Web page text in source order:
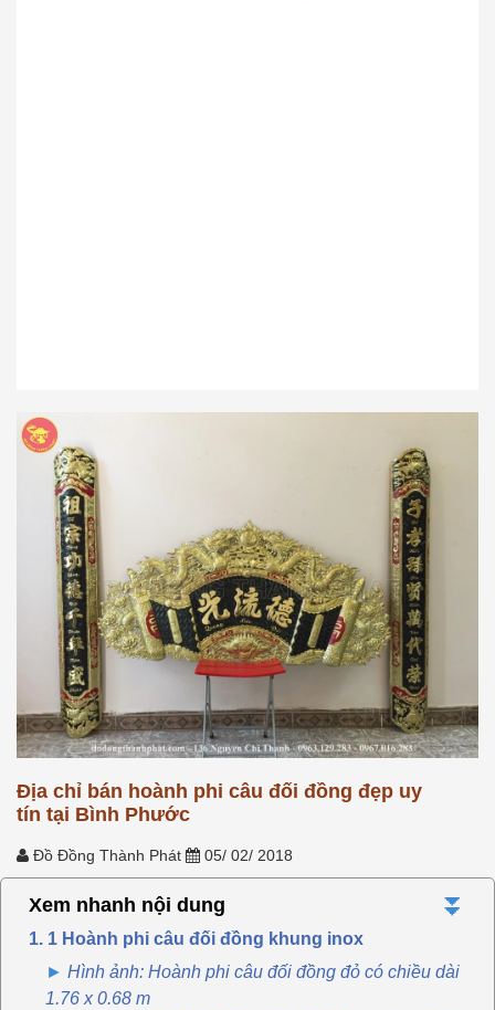
Địa chỉ bán hoành phi câu đối đồng đẹp uy
tín tại Bình Phước
Đồ Đồng Thành Phát 05/ 02/ 2018
Xem nhanh nội dung ⏬
1. 1 Hoành phi câu đối đồng khung inox
Hình ảnh: Hoành phi câu đối đồng đỏ có chiều dài
1.76 x 0.68 m